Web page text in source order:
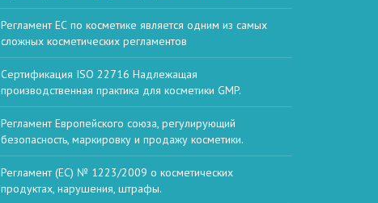
Регламент ЕС по косметике является одним из самых
сложных косметических регламентов
Сертификация ISO 22716 Надлежащая
производственная практика для косметики GMP.
Регламент Европейского союза, регулирующий
безопасность, маркировку и продажу косметики.
Регламент (ЕС) № 1223/2009 о косметических
продуктах, нарушения, штрафы.